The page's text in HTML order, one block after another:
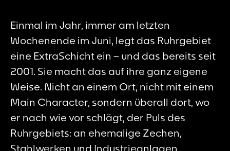
Einmal im Jahr, immer am letzten
Wochenende im Juni, legt das Ruhrgebiet
eine ExtraSchicht ein – und das bereits seit
2001. Sie macht das auf ihre ganz eigene
Weise. Nicht an einem Ort, nicht mit einem
Main Character, sondern überall dort, wo
er nach wie vor schlägt, der Puls des
Ruhrgebiets: an ehemalige Zechen,
Stahlwerken und Industrieanlagen,